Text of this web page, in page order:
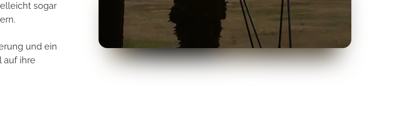
sogar
und ein
auf ihre